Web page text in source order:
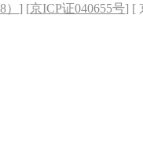
] [京ICP证040655号] [